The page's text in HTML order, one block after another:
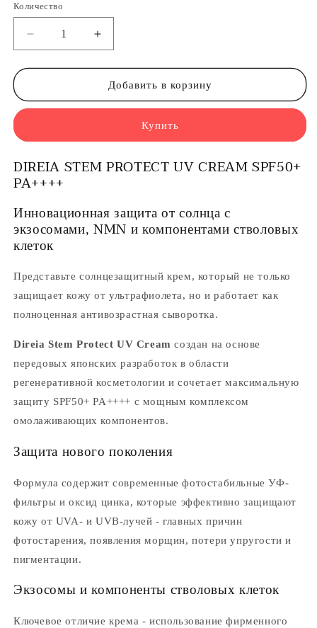
Количество
Уменьшить
количество
DIREIA
PROTECT
SPF50+
PA++++.
-
Солнцезащитный
Увеличить
количество
DIREIA
STEM
PROTECT
CREAM
SPF50+
PA++++.
-
Добавить в корзину
Купить
DIREIA STEM PROTECT UV CREAM SPF50+
PA++++
Инновационная защита от солнца с
экзосомами, NMN и компонентами стволовых
клеток
Представьте солнцезащитный крем, который не только
защищает кожу от ультрафиолета, но и работает как
полноценная антивозрастная сыворотка.
Direia Stem Protect UV Cream создан на основе
передовых японских разработок в области
регенеративной косметологии и сочетает максимальную
защиту SPF50+ PA++++ с мощным комплексом
омолаживающих компонентов.
Защита нового поколения
Формула содержит современные фотостабильные УФ-
фильтры и оксид цинка, которые эффективно защищают
кожу от UVA- и UVB-лучей - главных причин
фотостарения, появления морщин, потери упругости и
пигментации.
Экзосомы и компоненты стволовых клеток
Ключевое отличие крема - использование фирменного